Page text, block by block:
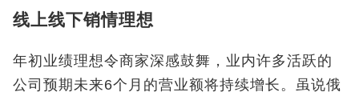
线上线下销情理想
年初业绩理想令商家深感鼓舞，业内许多活跃的
公司预期未来6个月的营业额将持续增长。虽说俄